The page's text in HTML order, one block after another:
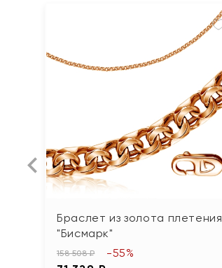
Браслет из золота плетения
"Бисмарк"
158 508 ₽ -55%